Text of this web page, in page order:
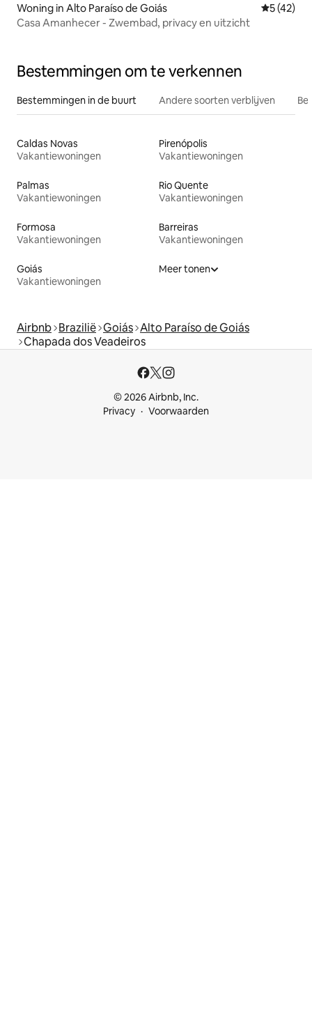
Woning in Alto Paraíso de Goiás
5 (42)
Casa Amanhecer - Zwembad, privacy en uitzicht
Bestemmingen om te verkennen
Bestemmingen in de buurt Andere soorten verblijven
Caldas Novas
Vakantiewoningen
Pirenópolis
Vakantiewoningen
Palmas
Vakantiewoningen
Rio Quente
Vakantiewoningen
Formosa
Vakantiewoningen
Barreiras
Vakantiewoningen
Goiás
Vakantiewoningen
Meer tonen
Airbnb Brazilië Goiás Alto Paraíso de Goiás
Chapada dos Veadeiros
© 2026 Airbnb, Inc.
Privacy
Voorwaarden